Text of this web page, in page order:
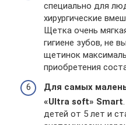
специально для
хирургические
Щетка очень
гигиене зубов, не
щетинок
приобретения
Для самых
«Ultra soft» Smart
детей от 5 лет и